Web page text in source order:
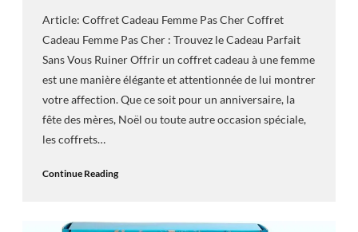
Article: Coffret Cadeau Femme Pas Cher Coffret
Cadeau Femme Pas Cher : Trouvez le Cadeau Parfait
Sans Vous Ruiner Offrir un coffret cadeau à une femme
est une manière élégante et attentionnée de lui montrer
votre affection. Que ce soit pour un anniversaire, la
fête des mères, Noël ou toute autre occasion spéciale,
les coffrets…
Continue Reading